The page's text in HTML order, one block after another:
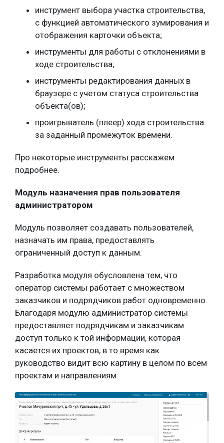
инструмент выбора участка строительства,
с функцией автоматического зумирования и
отображения карточки объекта;
инструменты для работы с отклонениями в
ходе строительства;
инструменты редактирования данных в
браузере с учетом статуса строительства
объекта(ов);
проигрыватель (плеер) хода строительства
за заданный промежуток времени.
Про некоторые инструменты расскажем
подробнее.
Модуль назначения прав пользователя
администратором
Модуль позволяет создавать пользователей,
назначать им права, предоставлять
ограниченный доступ к данным.
Разработка модуля обусловлена тем, что
оператор системы работает с множеством
заказчиков и подрядчиков работ одновременно.
Благодаря модулю администратор системы
предоставляет подрядчикам и заказчикам
доступ только к той информации, которая
касается их проектов, в то время как
руководство видит всю картину в целом по всем
проектам и направлениям.